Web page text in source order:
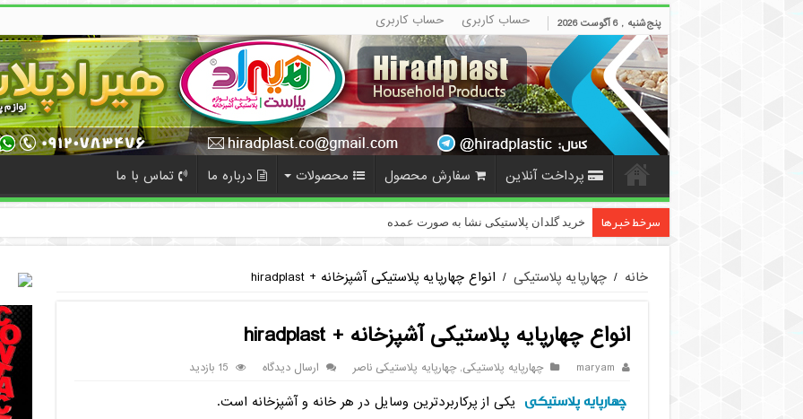
پنج‌شنبه , 6 آگوست 2026 حساب کاربری حساب کاربری
پرداخت آنلاین سفارش محصول محصولات درباره ما تماس با ما
سرخط خبرها خرید گلدان پلاستیکی نشا به صورت عمده
خانه / چهارپایه پلاستیکی / انواع چهارپایه پلاستیکی آشپزخانه + hiradplast
انواع چهارپایه پلاستیکی آشپزخانه + hiradplast
maryam چهارپایه پلاستیکی,چهارپایه پلاستیکی ناصر ارسال دیدگاه 15 بازدید
چهارپایه پلاستیکی یکی از پرکاربردترین وسایل در هر خانه و آشپزخانه است.